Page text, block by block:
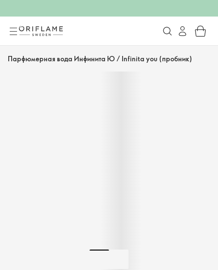
Парфюмерная вода Инфинита Ю / Infinita you (пробник)